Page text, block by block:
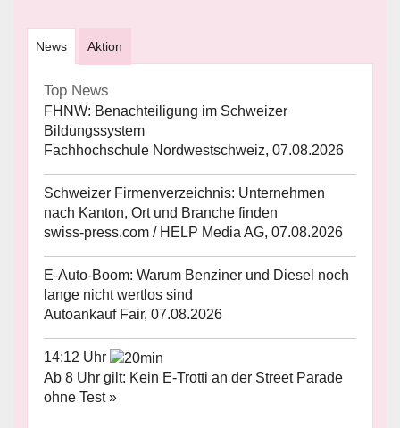
News Aktion
Top News
FHNW: Benachteiligung im Schweizer
Bildungssystem
Fachhochschule Nordwestschweiz, 07.08.2026
Schweizer Firmenverzeichnis: Unternehmen
nach Kanton, Ort und Branche finden
swiss-press.com / HELP Media AG, 07.08.2026
E-Auto-Boom: Warum Benziner und Diesel noch
lange nicht wertlos sind
Autoankauf Fair, 07.08.2026
14:12 Uhr
Ab 8 Uhr gilt: Kein E-Trotti an der Street Parade
ohne Test »